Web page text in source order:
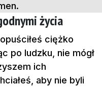
życia
ciężko
po ludzku, nie mógł
ich
aby nie byli